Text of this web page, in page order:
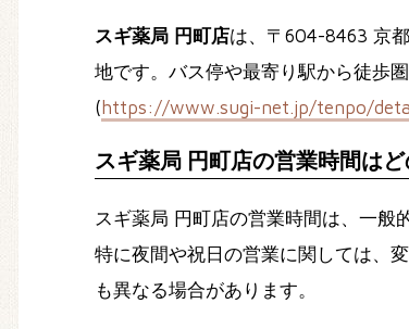
スギ薬局 円町店は、〒604-8463 京
地です。バス停や最寄り駅から徒歩
(https://www.sugi-net.jp/tenpo/
スギ薬局 円町店の営業時間は
スギ薬局 円町店の営業時間は、一般
特に夜間や祝日の営業に関しては、
も異なる場合があります。